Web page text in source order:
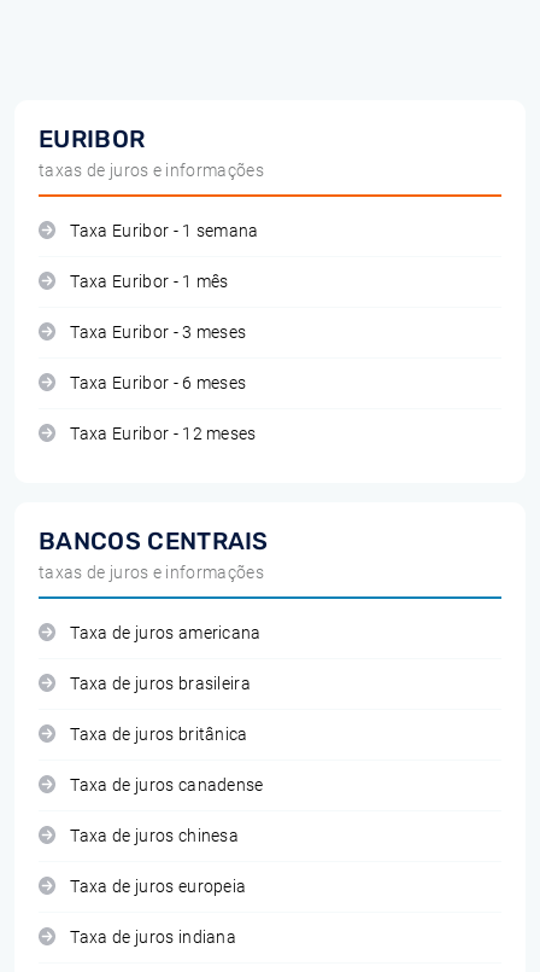
EURIBOR
taxas de juros e informações
Taxa Euribor - 1 semana
Taxa Euribor - 1 mês
Taxa Euribor - 3 meses
Taxa Euribor - 6 meses
Taxa Euribor - 12 meses
BANCOS CENTRAIS
taxas de juros e informações
Taxa de juros americana
Taxa de juros brasileira
Taxa de juros britânica
Taxa de juros canadense
Taxa de juros chinesa
Taxa de juros europeia
Taxa de juros indiana